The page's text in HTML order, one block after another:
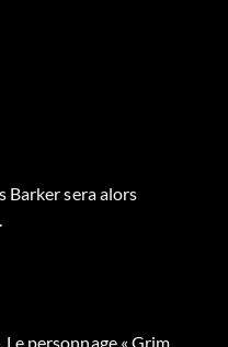
Barker sera alors
Le personnage « Grim